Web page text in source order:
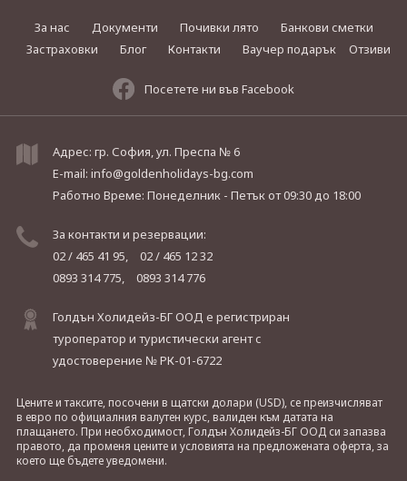
За нас Документи Почивки лято
Банкови сметки
Застраховки
Блог Контакти Ваучер подарък Отзиви
Посетете ни във Facebook
Адрес: гр. София, ул. Преспа № 6
E-mail: info@goldenholidays-bg.com
Работно Време: Понеделник - Петъкот 09:30 до 18:00
За контакти и резервации:
02 / 465 41 95,
02 / 465 12 32
0893 314 775,
0893 314 776
Голдън Холидейз-БГ ООД е регистриран
туроператор и туристически агент с
удостоверение № РК-01-6722
Цените и таксите, посочени в щатски долари (USD), се преизчисляват
в евро по официалния валутен курс, валиден към датата на
плащането. При необходимост, Голдън Холидейз-БГ ООД си запазва
правото, да променя цените и условията на предложената оферта, за
което ще бъдете уведомени.